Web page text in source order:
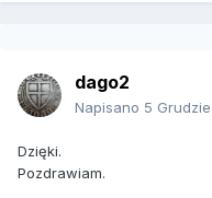
dago2
Napisano 5
Dzięki.
Pozdrawiam.